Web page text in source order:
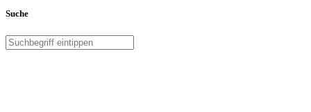
Suche